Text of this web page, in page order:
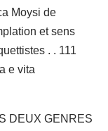
Moysi de
et sens
. . 111
e vita
DEUX GENRES